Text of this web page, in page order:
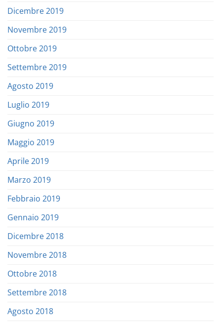
Dicembre 2019
Novembre 2019
Ottobre 2019
Settembre 2019
Agosto 2019
Luglio 2019
Giugno 2019
Maggio 2019
Aprile 2019
Marzo 2019
Febbraio 2019
Gennaio 2019
Dicembre 2018
Novembre 2018
Ottobre 2018
Settembre 2018
Agosto 2018